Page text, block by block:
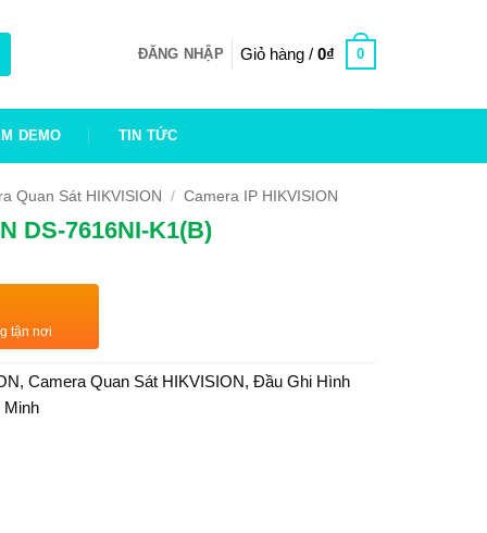
ĐĂNG NHẬP Giỏ hàng / 0₫ 0
DEMO TIN TỨC
Quan Sát HIKVISION / Camera IP HIKVISION
DS-7616NI-K1(B)
tận nơi
, Camera Quan Sát HIKVISION, Đầu Ghi Hình
Minh